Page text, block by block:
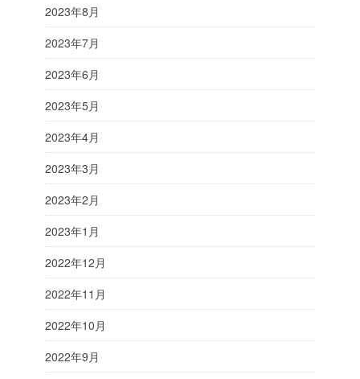
2023年8月
2023年7月
2023年6月
2023年5月
2023年4月
2023年3月
2023年2月
2023年1月
2022年12月
2022年11月
2022年10月
2022年9月